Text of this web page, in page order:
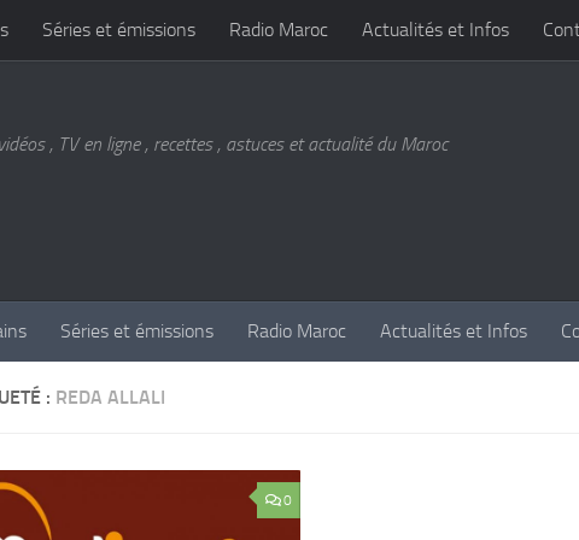
Séries et émissions Radio Maroc Actualités et Infos
, TV en ligne , recettes , astuces et actualité du Maroc
Séries et émissions Radio Maroc Actualités et Infos
: REDA ALLALI
0